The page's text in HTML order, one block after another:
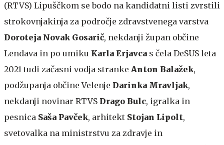
(RTVS) Lipuščkom se bodo na kandidatni listi zvrstili
strokovnjakinja za področje zdravstvenega varstva
Doroteja Novak Gosarič, nekdanji župan občine
Lendava in po umiku Karla Erjavca s čela DeSUS leta
2021 tudi začasni vodja stranke Anton Balažek,
podžupanja občine Velenje Darinka Mravljak,
nekdanji novinar RTVS Drago Bulc, igralka in
pesnica Saša Pavček, arhitekt Stojan Lipolt,
svetovalka na ministrstvu za zdravje in